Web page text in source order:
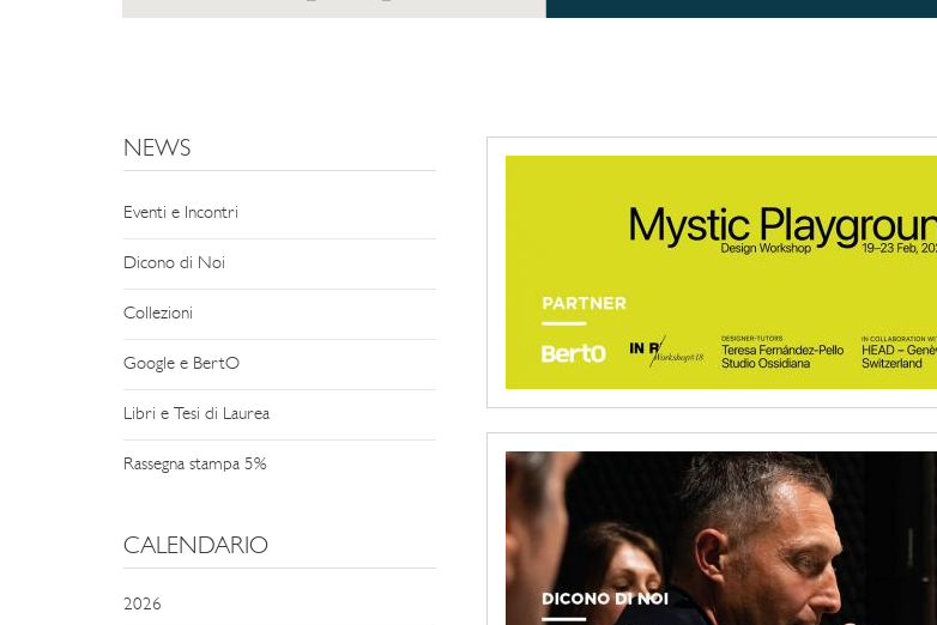
NEWS
Eventi e Incontri
Dicono di Noi
Collezioni
Google e BertO
Libri e Tesi di Laurea
Rassegna stampa 5%
CALENDARIO
2026